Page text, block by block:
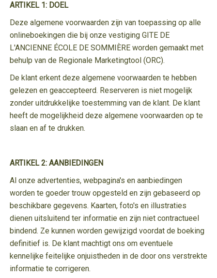
ARTIKEL 1: DOEL
Deze algemene voorwaarden zijn van toepassing op alle
onlineboekingen die bij onze vestiging GITE DE
L'ANCIENNE ÉCOLE DE SOMMIÈRE worden gemaakt met
behulp van de Regionale Marketingtool (ORC).
De klant erkent deze algemene voorwaarden te hebben
gelezen en geaccepteerd. Reserveren is niet mogelijk
zonder uitdrukkelijke toestemming van de klant. De klant
heeft de mogelijkheid deze algemene voorwaarden op te
slaan en af te drukken.
ARTIKEL 2: AANBIEDINGEN
Al onze advertenties, webpagina's en aanbiedingen
worden te goeder trouw opgesteld en zijn gebaseerd op
beschikbare gegevens. Kaarten, foto's en illustraties
dienen uitsluitend ter informatie en zijn niet contractueel
bindend. Ze kunnen worden gewijzigd voordat de boeking
definitief is. De klant machtigt ons om eventuele
kennelijke feitelijke onjuistheden in de door ons verstrekte
informatie te corrigeren.